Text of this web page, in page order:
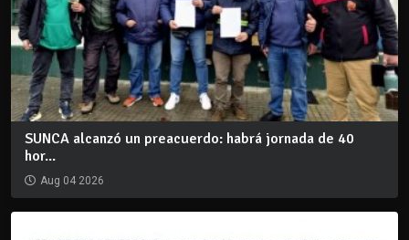
SUNCA alcanzó un preacuerdo: habrá jornada de 40
hor...
Aug 04 2026